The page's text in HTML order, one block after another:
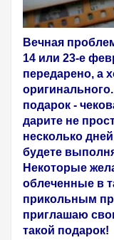
Вечная
14 или 23-е
передарено, а
подарок -
дарите не
несколько
будете
Некоторые
облеченные в
прикольным
приглашаю
такой подарок!